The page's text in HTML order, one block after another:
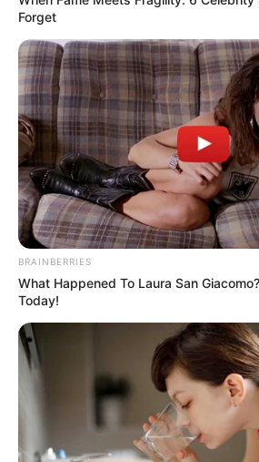
Mi és 1733 partnereink tárolunk és/vagy
információkhoz egy eszközön, például
személyes adatokat dolgozunk fel,
és standard információkat, amelyeket az
szabott hirdetésekhez és tartalomhoz,
méréséhez, közönségmérésekhez és
küld.Az Ön engedélyével mi és a
módszerrel szerzett pontos geolokációs
információkat is felhasználhatunk. A
hozzájárulhat ahhoz, hogy mi és a 1733
leírtak szerint adatkezelést végezzünk.
hozzájárulás megadása vagy elutasítása
információkhoz juthat, és
Felhívjuk figyelmét, hogy személyes
kezeléséhez nem feltétlenül szükséges
jogában áll tiltakozni az ilyen jellegű
megváltoztathatja a preferenciáit, vagy
hozzájárulását, ha visszatér erre az
alján található "Adatvédelem" gombra.